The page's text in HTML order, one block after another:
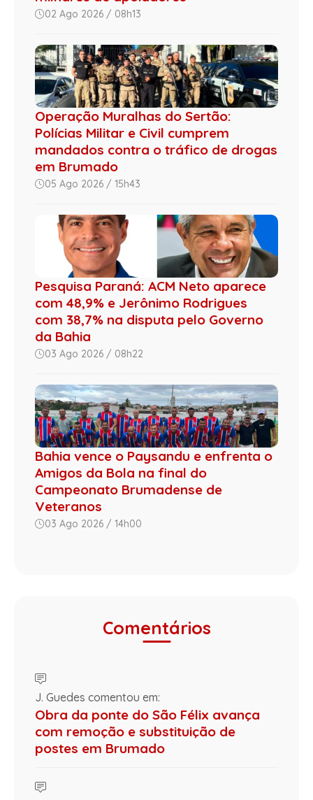
02 Ago 2026 / 08h13
Operação Muralhas do Sertão:
Polícias Militar e Civil cumprem
mandados contra o tráfico de drogas
em Brumado
05 Ago 2026 / 15h43
Pesquisa Paraná: ACM Neto aparece
com 48,9% e Jerônimo Rodrigues
com 38,7% na disputa pelo Governo
da Bahia
03 Ago 2026 / 08h22
Bahia vence o Paysandu e enfrenta o
Amigos da Bola na final do
Campeonato Brumadense de
Veteranos
03 Ago 2026 / 14h00
Comentários
J. Guedes comentou em:
Obra da ponte do São Félix avança
com remoção e substituição de
postes em Brumado